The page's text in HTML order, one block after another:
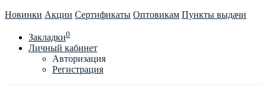
Новинки Акции Сертификаты Оптовикам Пункты выдачи
Закладки0
Личный кабинет
Авторизация
Регистрация